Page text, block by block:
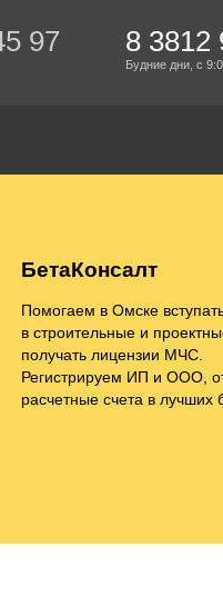
97 8 3812
Будние дни, с
БетаКонсалт
Помогаем в Омске
в строительные и
получать лицензии МЧС.
Регистрируем ИП и ООО,
расчетные счета в лучших